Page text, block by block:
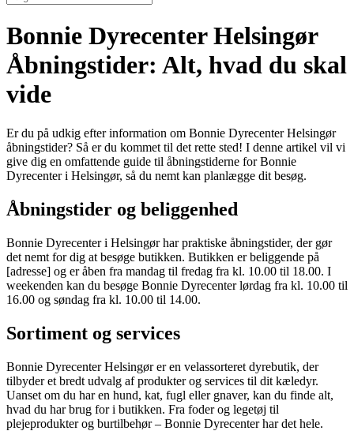
Bonnie Dyrecenter Helsingør
Åbningstider: Alt, hvad du skal
vide
Er du på udkig efter information om Bonnie Dyrecenter Helsingør
åbningstider? Så er du kommet til det rette sted! I denne artikel vil vi
give dig en omfattende guide til åbningstiderne for Bonnie
Dyrecenter i Helsingør, så du nemt kan planlægge dit besøg.
Åbningstider og beliggenhed
Bonnie Dyrecenter i Helsingør har praktiske åbningstider, der gør
det nemt for dig at besøge butikken. Butikken er beliggende på
[adresse] og er åben fra mandag til fredag fra kl. 10.00 til 18.00. I
weekenden kan du besøge Bonnie Dyrecenter lørdag fra kl. 10.00 til
16.00 og søndag fra kl. 10.00 til 14.00.
Sortiment og services
Bonnie Dyrecenter Helsingør er en velassorteret dyrebutik, der
tilbyder et bredt udvalg af produkter og services til dit kæledyr.
Uanset om du har en hund, kat, fugl eller gnaver, kan du finde alt,
hvad du har brug for i butikken. Fra foder og legetøj til
plejeprodukter og burtilbehør – Bonnie Dyrecenter har det hele.